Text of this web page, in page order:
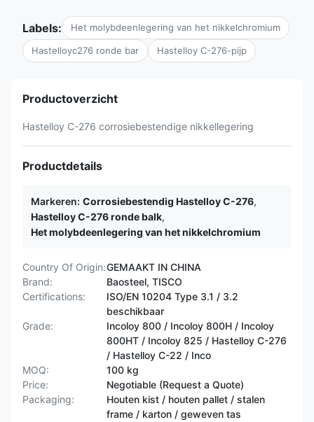
Labels: Het molybdeenlegering van het nikkelchromium
Hastelloyc276 ronde bar Hastelloy C-276-pijp
Productoverzicht
Hastelloy C-276 corrosiebestendige nikkellegering
Productdetails
Markeren: Corrosiebestendig Hastelloy C-276,
Hastelloy C-276 ronde balk,
Het molybdeenlegering van het nikkelchromium
Country Of Origin:GEMAAKT IN CHINA
Brand:
Baosteel, TISCO
Certifications:
ISO/EN 10204 Type 3.1 / 3.2
beschikbaar
Grade:
Incoloy 800 / Incoloy 800H / Incoloy
800HT / ​​Incoloy 825 / Hastelloy C-276
/ Hastelloy C-22 / Inco
MOQ:
100 kg
Price:
Negotiable (Request a Quote)
Packaging:
Houten kist / houten pallet / stalen
frame / karton / geweven tas